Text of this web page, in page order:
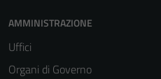
AMMINISTRAZIONE
Uffici
Organi di Governo